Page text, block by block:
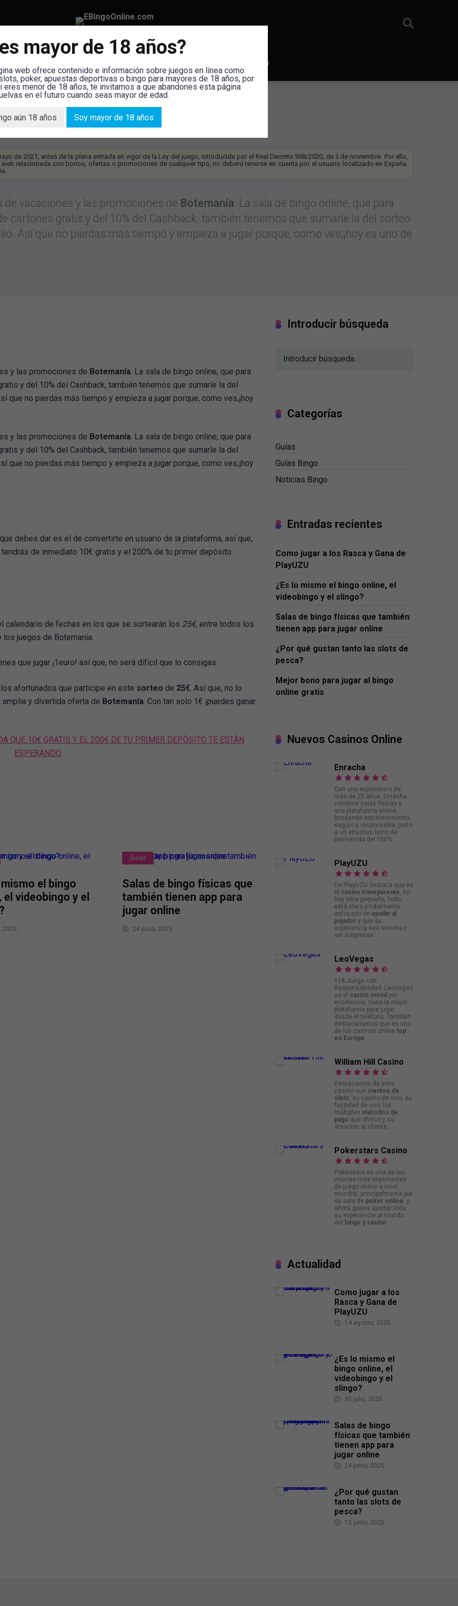
Noticias Bingo
en Botemanía
de 2021, antes de la plena entrada en vigor de la Ley del juego, introducida por el Real Decreto 958/2020, de 3 de noviembre. Por ello,
relacionada con bonos, ofertas o promociones de cualquier tipo, no deberá tenerse en cuenta por el usuario localizado en España.
de vacaciones y las promociones de Botemanía. La sala de bingo online, que para
cartones gratis y del 10% del Cashback, también tenemos que sumarle la del sorteo
Así que no pierdas más tiempo y empieza a jugar porque, como ves,¡hoy es uno de
y las promociones de Botemanía. La sala de bingo online, que para
y del 10% del Cashback, también tenemos que sumarle la del
que no pierdas más tiempo y empieza a jugar porque, como ves,¡hoy
y las promociones de Botemanía. La sala de bingo online, que para
y del 10% del Cashback, también tenemos que sumarle la del
que no pierdas más tiempo y empieza a jugar porque, como ves,¡hoy
debes dar es el de convertirte en usuario de la plataforma, así que,
de inmediato 10€ gratis y el 200% de tu primer depósito.
calendario de fechas en los que se sortearán los 25€, entre todos los
los juegos de Botemanía.
que jugar ¡1euro! así que, no será difícil que lo consigas.
afortunados que participe en este sorteo de 25€ . Así que, no lo
amplia y divertida oferta de Botemanía . Con tan solo 1€ ¡puedes ganar
QUE 10€ GRATIS Y EL 200€ DE TU PRIMER DEPÓSITO TE ESTÁN
ESPERANDO
el bingo
el videobingo y el
2025
Guías
Salas de bingo físicas que
también tienen app para
jugar online
24 junio, 2025
Introducir búsqueda
Categorías
Guías
Guías Bingo
Noticias Bingo
Entradas recientes
Como jugar a los Rasca y Gana de
PlayUZU
¿Es lo mismo el bingo online, el
videobingo y el slingo?
Salas de bingo físicas que también
tienen app para jugar online
¿Por qué gustan tanto las slots de
pesca?
Mejor bono para jugar al bingo
online gratis
Nuevos Casinos Online
Enracha
Con una experiencia de
más de 25 años, Enracha
combina salas físicas y
una plataforma online,
brindando entretenimiento
seguro y responsable, junto
a un atractivo bono de
bienvenida del 100%.
PlayUZU
De PlayUZU destaca que es
el casino transparente, no
hay letra pequeña, todo
está claro y totalmente
enfocado en ayudar al
jugador y que su
experiencia sea sincera y
sin sorpresas.
LeoVegas
+18 Juega con
Responsabilidad. LeoVegas
es el casino móvil por
excelencia, tiene la mejor
plataforma para jugar
desde el teléfono. También
destacaríamos que es uno
de los casinos online top
en Europa.
William Hill Casino
Destacamos de este
casino sus cientos de
slots, su casino en vivo, su
facilidad de uso, los
múltiples métodos de
pago que ofrece y su
atención al cliente.
Pokerstars Casino
Pokerstars es una de las
marcas más importantes
de juego online a nivel
mundial, principalmente por
su sala de poker online, y
ahora quiere aportar toda
su experiencia al mundo
del
bingo y casino.
Actualidad
Como jugar a los
Rasca y Gana de
PlayUZU
14 agosto, 2025
¿Es lo mismo el
bingo online, el
videobingo y el
slingo?
30 julio, 2025
Salas de bingo
físicas que también
tienen app para
jugar online
24 junio, 2025
¿Por qué gustan
tanto las slots de
pesca?
13 junio, 2025
mayor de 18 años?
web ofrece contenido e información sobre juegos en línea como
poker, apuestas deportivas o bingo para mayores de 18 años, por
eres menor de 18 años, te invitamos a que abandones esta página
en el futuro cuando seas mayor de edad.
aún 18 años Soy mayor de 18 años